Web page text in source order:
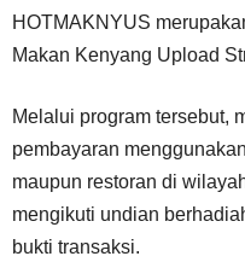
HOTMAKNYUS
Makan Kenyang Upload
Melalui program tersebut,
pembayaran
maupun restoran di
mengikuti undian
bukti transaksi.